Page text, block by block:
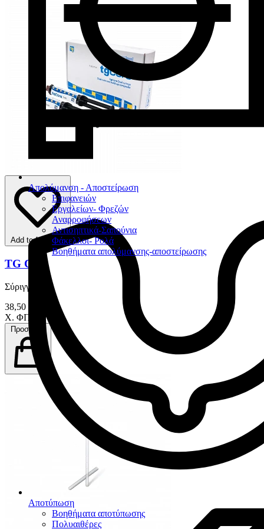
Απολύμανση - Αποστείρωση
Επιφανειών
Εργαλείων- Φρεζών
Αναρροφήσεων
Αντισηπτικά-Σαπούνια
Φάκελλοι- Ρολά
Βοηθήματα απολύμανσης-αποστείρωσης
Αποτύπωση
Βοηθήματα αποτύπωσης
Πολυαιθέρες
Add to favorites
TG Core
Σύριγγα 9 gr
38,50 €
Χ. ΦΠΑ
Προσθήκη